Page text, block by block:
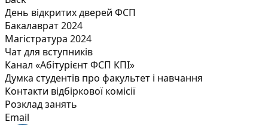
День відкритих дверей ФСП
Бакалаврат 2024
Магістратура 2024
Чат для вступників
Канал «Абітурієнт ФСП КПІ»
Думка студентів про факультет і навчання
Контакти відбіркової комісії
Розклад занять
Email